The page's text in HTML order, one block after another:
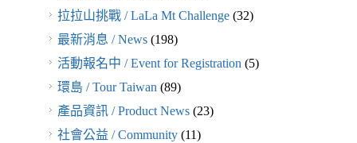
拉拉山挑戰 / LaLa Mt Challenge(32)
最新消息 / News(198)
活動報名中 / Event for Registration (5)
環島 / Tour Taiwan (89)
產品資訊 / Product News(23)
社會公益 / Community(11)